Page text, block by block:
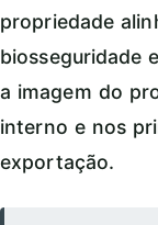
propriedade
biosseguridade
a imagem do
interno e nos
exportação.